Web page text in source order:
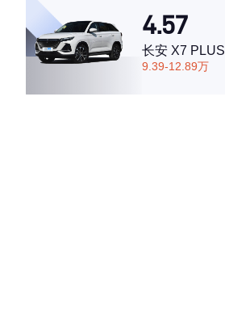
4.57
长安 X7 PLUS
9.39-12.89万